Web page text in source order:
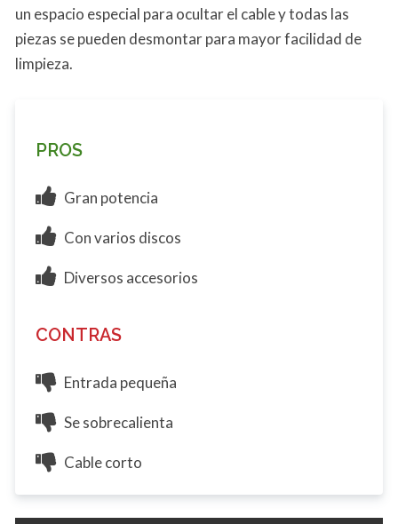
un espacio especial para ocultar el cable y todas las
piezas se pueden desmontar para mayor facilidad de
limpieza.
PROS
Gran potencia
Con varios discos
Diversos accesorios
CONTRAS
Entrada pequeña
Se sobrecalienta
Cable corto